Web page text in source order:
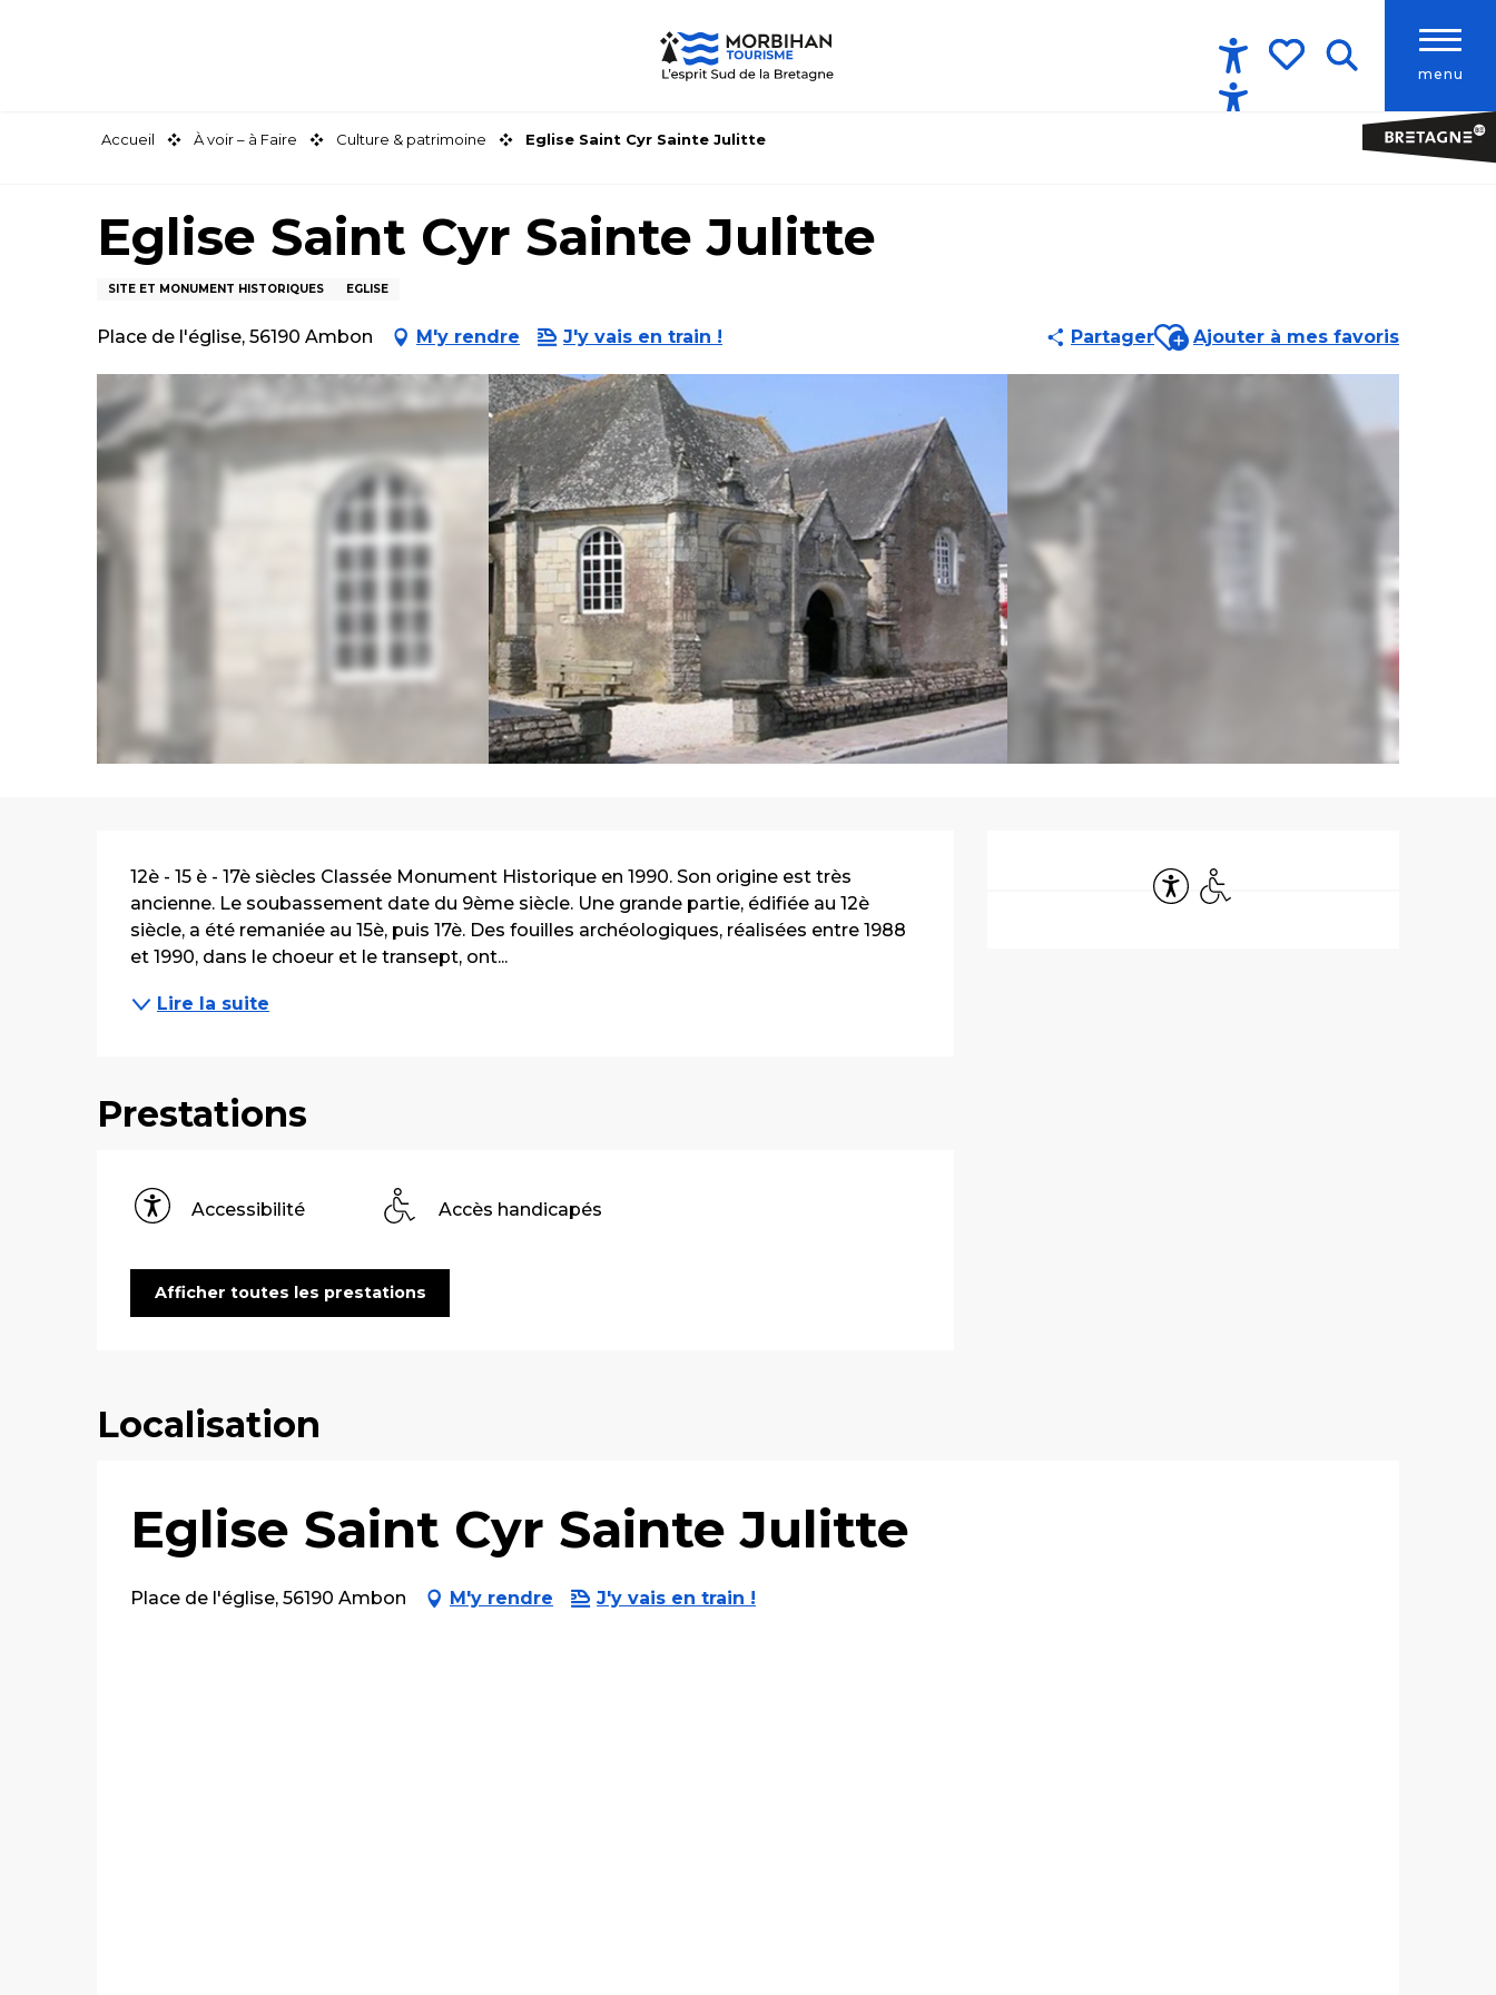
menu
Accessibilité
Accueil À voir – à Faire Culture & patrimoine Eglise Saint Cyr Sainte Julitte
Eglise Saint Cyr Sainte Julitte
SITE ET MONUMENT HISTORIQUES EGLISE
Place de l'église, 56190 Ambon M'y rendre J'y vais en train ! PartagerAjouter aux favoris
Ajouter à mes favoris
Ouverture et
AccessibilitéAccès handicapés
Description
12è - 15 è - 17è siècles Classée Monument Historique en 1990. Son origine est très
ancienne. Le soubassement date du 9ème siècle. Une grande partie, édifiée au 12è
siècle, a été remaniée au 15è, puis 17è. Des fouilles archéologiques, réalisées entre 1988
et 1990, dans le choeur et le transept, ont...
Lire la suite
Prestations
Accessibilité Accès handicapés
Afficher toutes les prestations
Localisation
Eglise Saint Cyr Sainte Julitte
Place de l'église, 56190 Ambon M'y rendre J'y vais en train !